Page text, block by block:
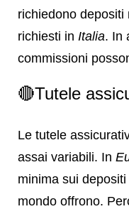
richiedono depositi
richiesti in Italia. In
commissioni
🔴Tutele
Le tutele
assai variabili. In
minima sui
mondo offrono.